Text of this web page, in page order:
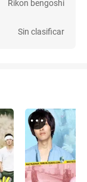
Rikon bengoshi
Sin clasificar